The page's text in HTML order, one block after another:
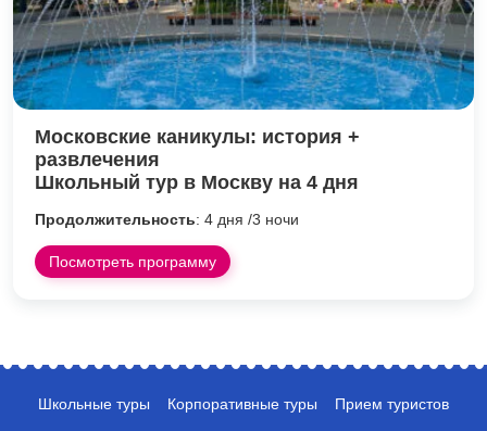
Московские каникулы: история +
развлечения
Школьный тур в Москву на 4 дня
Продолжительность: 4 дня /3 ночи
Посмотреть программу
Школьные туры Корпоративные туры
Прием туристов